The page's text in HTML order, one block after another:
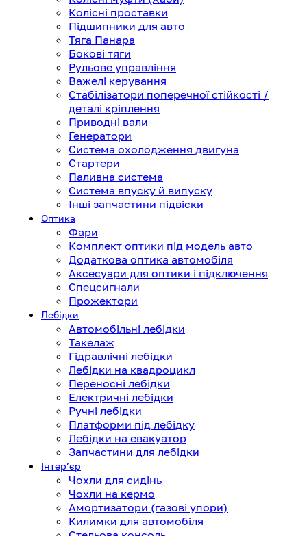
Колісні проставки
Підшипники для авто
Тяга Панара
Бокові тяги
Рульове управління
Важелі керування
Стабілізатори поперечної стійкості /
деталі кріплення
Приводні вали
Генератори
Система охолодження двигуна
Стартери
Паливна система
Система впуску й випуску
Інші запчастини підвіски
Оптика
Фари
Комплект оптики під модель авто
Додаткова оптика автомобіля
Аксесуари для оптики і підключення
Спецсигнали
Прожектори
Лебідки
Автомобільні лебідки
Такелаж
Гідравлічні лебідки
Лебідки на квадроцикл
Переносні лебідки
Електричні лебідки
Ручні лебідки
Платформи під лебідку
Лебідки на евакуатор
Запчастини для лебідки
Інтерʼєр
Чохли для сидінь
Чохли на кермо
Амортизатори (газові упори)
Килимки для автомобіля